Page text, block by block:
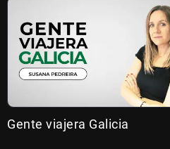
Gente viajera Galicia